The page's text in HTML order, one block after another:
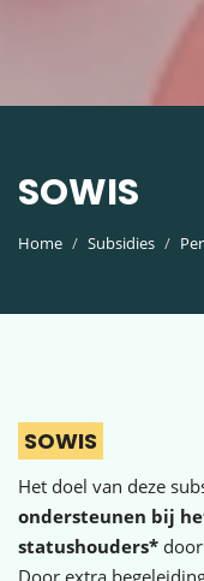
SOWIS
Home Subsidies
SOWIS
Het doel van deze
ondersteunen bij
statushouders*
Door extra